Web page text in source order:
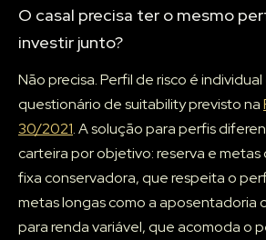
O casal precisa ter o mesmo
investir junto?
Não precisa. Perfil de risco é
questionário de suitability previsto na
30/2021. A solução para perfis
carteira por objetivo: reserva e metas
fixa conservadora, que respeita o
metas longas como a aposentadoria
para renda variável, que acomoda o